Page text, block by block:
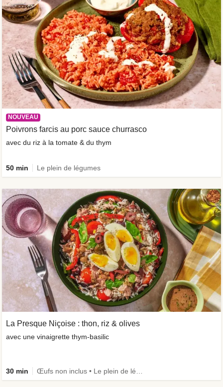
NOUVEAU
Poivrons farcis au porc sauce churrasco
avec du riz à la tomate & du thym
50 min Le plein de légumes
La Presque Niçoise : thon, riz & olives
avec une vinaigrette thym-basilic
30 min